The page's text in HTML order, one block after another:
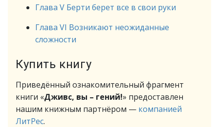
Глава V Берти берет все в свои руки
Глава VI Возникают неожиданные
сложности
Купить книгу
Приведённый ознакомительный фрагмент
книги «Дживс, вы – гений!» предоставлен
нашим книжным партнёром — компанией
ЛитРес.